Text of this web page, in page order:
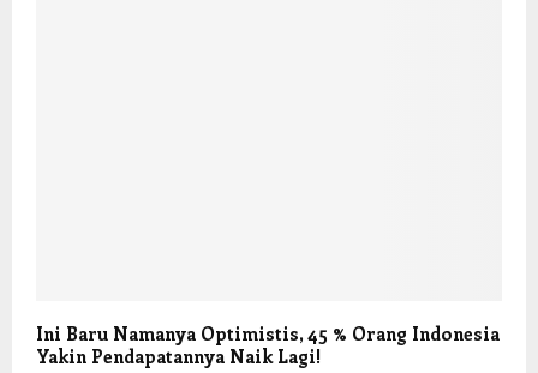
Ini Baru Namanya Optimistis, 45 % Orang Indonesia
Yakin Pendapatannya Naik Lagi!